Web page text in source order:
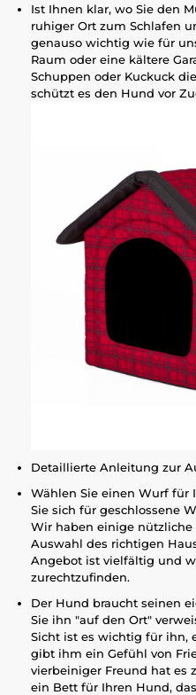
Ist Ihnen klar, wo Sie den
ruhiger Ort zum Schlafen
genauso wichtig wie für
Raum oder eine kältere
Schuppen oder Kuckuck
schützt es den Hund vor
Detaillierte Anleitung zur
Wählen Sie einen Wurf für
Sie sich für geschlossene
Wir haben einige nützliche
Auswahl des richtigen
Angebot ist vielfältig und
zurechtzufinden.
Der Hund braucht seinen
Sie ihn "auf den Ort"
Sicht ist es wichtig für ihn,
gibt ihm ein Gefühl von
vierbeiniger Freund hat es
ein Bett für Ihren Hund,